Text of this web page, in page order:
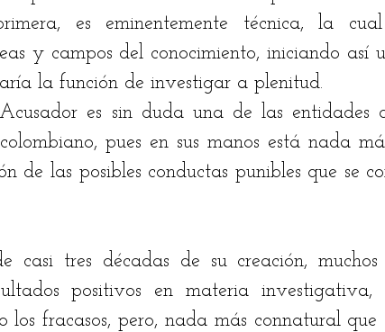
es eminentemente técnica, la cual
y campos del conocimiento, iniciando así
la función de investigar a plenitud.
es sin duda una de las entidades
pues en sus manos está nada
de las posibles conductas punibles que se
casi tres décadas de su creación,
positivos en materia investigativa,
los fracasos, pero, nada más connatural